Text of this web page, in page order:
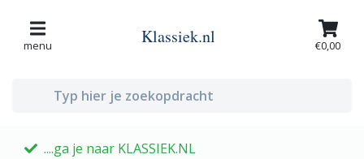
menu Klassiek.nl €0,00
....ga je naar KLASSIEK.NL